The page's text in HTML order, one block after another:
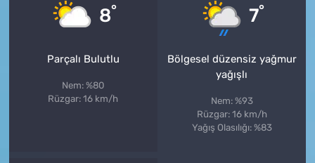
8°
Parçalı Bulutlu
Nem: %80
Rüzgar: 16 km/h
7°
Bölgesel düzensiz yağmur
yağışlı
Nem: %93
Rüzgar: 16 km/h
Yağış Olasılığı: %83